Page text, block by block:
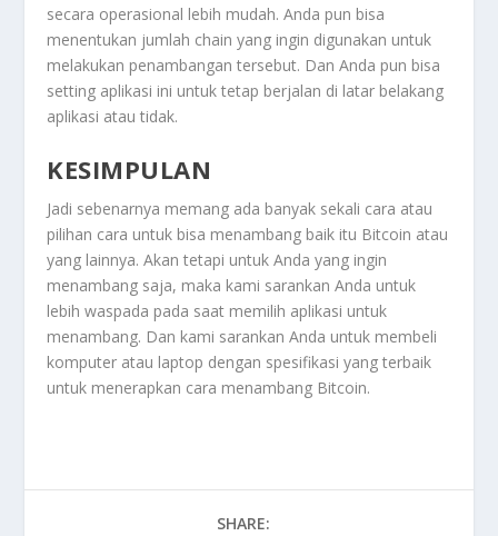
secara operasional lebih mudah. Anda pun bisa
menentukan jumlah chain yang ingin digunakan untuk
melakukan penambangan tersebut. Dan Anda pun bisa
setting aplikasi ini untuk tetap berjalan di latar belakang
aplikasi atau tidak.
KESIMPULAN
Jadi sebenarnya memang ada banyak sekali cara atau
pilihan cara untuk bisa menambang baik itu Bitcoin atau
yang lainnya. Akan tetapi untuk Anda yang ingin
menambang saja, maka kami sarankan Anda untuk
lebih waspada pada saat memilih aplikasi untuk
menambang. Dan kami sarankan Anda untuk membeli
komputer atau laptop dengan spesifikasi yang terbaik
untuk menerapkan cara menambang Bitcoin.
SHARE: